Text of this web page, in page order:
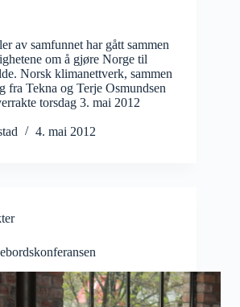
av samfunnet har gått sammen
om å gjøre Norge til
Norsk klimanettverk, sammen
fra Tekna og Terje Osmundsen
torsdag 3. mai 2012
4. mai 2012